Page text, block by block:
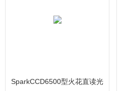
SparkCCD6500型火花直读光